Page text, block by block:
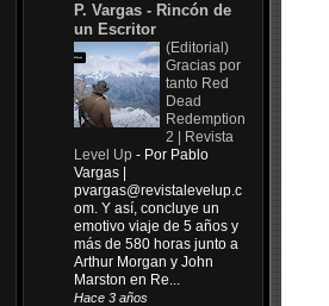
P. Vargas - Rincón de
un Escritor
(Editorial)
Gracias por
tanto Red
Dead
Redemption
2 | Revista
Level Up - Por Pablo
Vargas |
pvargas@revistalevelup.c
om. Y así, concluye un
emotivo viaje de 5 años y
más de 580 horas junto a
Arthur Morgan y John
Marston en Re...
Hace 3 años